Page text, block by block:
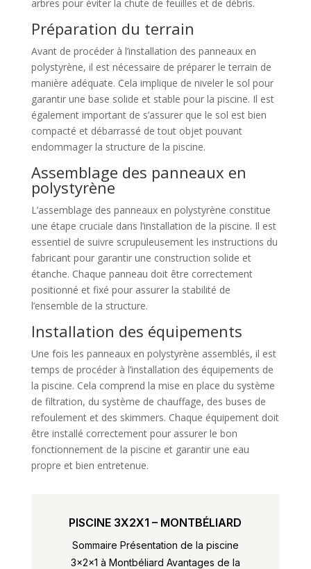
arbres pour éviter la chute de feuilles et de débris.
Préparation du terrain
Avant de procéder à l’installation des panneaux en
polystyrène, il est nécessaire de préparer le terrain de
manière adéquate. Cela implique de niveler le sol pour
garantir une base solide et stable pour la piscine. Il est
également important de s’assurer que le sol est bien
compacté et débarrassé de tout objet pouvant
endommager la structure de la piscine.
Assemblage des panneaux en
polystyrène
L’assemblage des panneaux en polystyrène constitue
une étape cruciale dans l’installation de la piscine. Il est
essentiel de suivre scrupuleusement les instructions du
fabricant pour garantir une construction solide et
étanche. Chaque panneau doit être correctement
positionné et fixé pour assurer la stabilité de
l’ensemble de la structure.
Installation des équipements
Une fois les panneaux en polystyrène assemblés, il est
temps de procéder à l’installation des équipements de
la piscine. Cela comprend la mise en place du système
de filtration, du système de chauffage, des buses de
refoulement et des skimmers. Chaque équipement doit
être installé correctement pour assurer le bon
fonctionnement de la piscine et garantir une eau
propre et bien entretenue.
PISCINE 3X2X1 – MONTBÉLIARD
Sommaire Présentation de la piscine
3x2x1 à Montbéliard Avantages de la